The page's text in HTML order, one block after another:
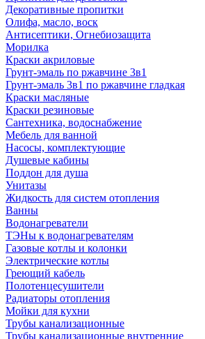
Декоративные пропитки
Олифа, масло, воск
Антисептики, Огнебиозащита
Морилка
Краски акриловые
Грунт-эмаль по ржавчине 3в1
Грунт-эмаль 3в1 по ржавчине гладкая
Краски масляные
Краски резиновые
Сантехника, водоснабжение
Мебель для ванной
Насосы, комплектующие
Душевые кабины
Поддон для душа
Унитазы
Жидкость для систем отопления
Ванны
Водонагреватели
ТЭНы к водонагревателям
Газовые котлы и колонки
Электрические котлы
Греющий кабель
Полотенцесушители
Радиаторы отопления
Мойки для кухни
Трубы канализационные
Трубы канализационные внутренние